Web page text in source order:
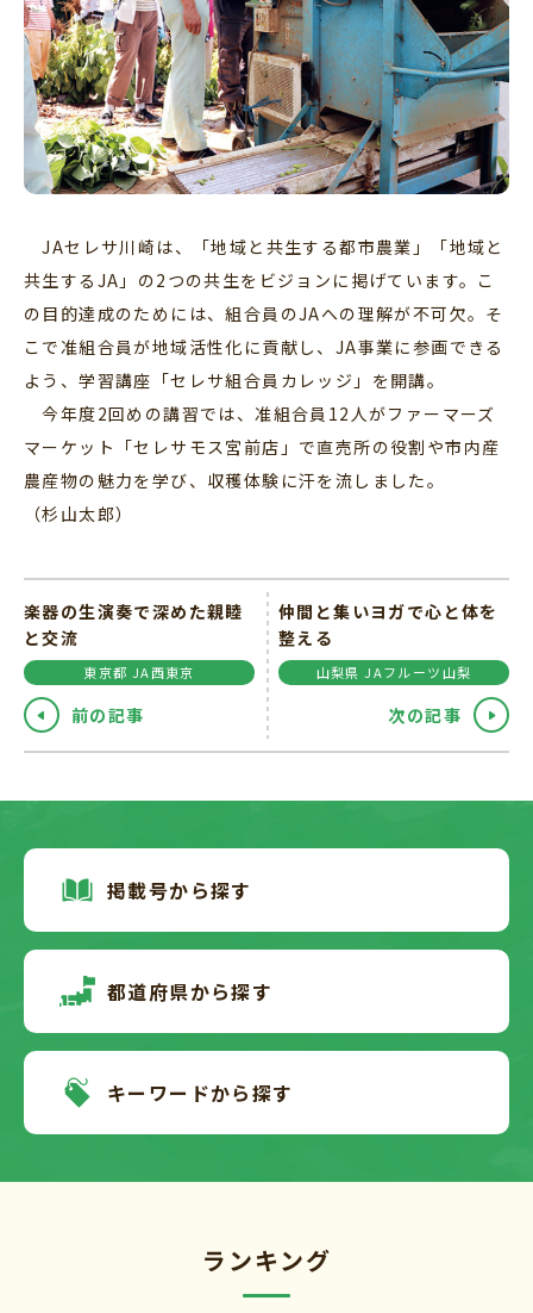
JAセレサ川崎は、「地域と共生する都市農業」「地域と
共生するJA」の2つの共生をビジョンに掲げています。こ
の目的達成のためには、組合員のJAへの理解が不可欠。そ
こで准組合員が地域活性化に貢献し、JA事業に参画できる
よう、学習講座「セレサ組合員カレッジ」を開講。
今年度2回めの講習では、准組合員12人がファーマーズ
マーケット「セレサモス宮前店」で直売所の役割や市内産
農産物の魅力を学び、収穫体験に汗を流しました。
（杉山太郎）
楽器の生演奏で深めた親睦
と交流
東京都 JA西東京
前の記事
仲間と集いヨガで心と体を
整える
山梨県 JAフルーツ山梨
次の記事
掲載号から探す
都道府県から探す
キーワードから探す
ランキング